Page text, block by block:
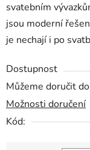
svatebním
jsou moderní
je nechají i po
Dostupnost
Můžeme doručit
Možnosti doručení
Kód: